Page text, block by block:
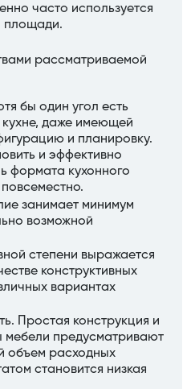
часто используется
площади.
рассматриваемой
бы один угол есть
даже имеющей
и планировку.
и эффективно
формата кухонного
занимает минимум
возможной
степени выражается
конструктивных
вариантах
Простая конструкция и
предусматривают
объем расходных
становится низкая